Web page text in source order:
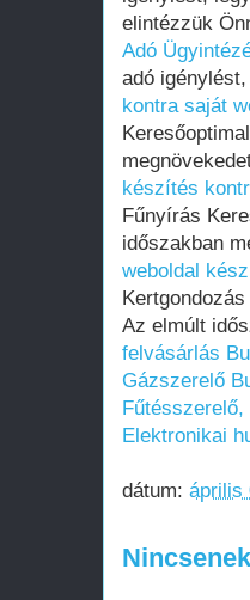
elintézzük
Adó
adó
kontra saját
készítés
Fűnyírás
időszakban
weboldal
Az elmúlt
felvásárlás
Gázszerelő
Elektronikai
dátum: április